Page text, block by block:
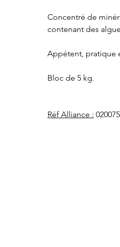
Concentré de
contenant des
Appétent, pratique
Bloc de 5 kg.
Réf Alliance :